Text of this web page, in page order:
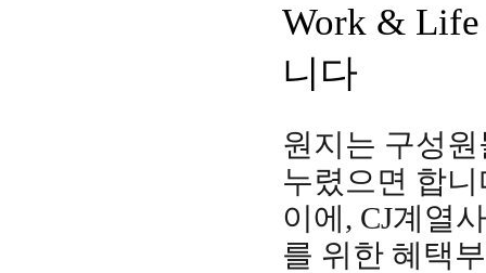
Work &
니다
원지는 구성
누렸으면 합니
이에, CJ계열
를 위한 혜택